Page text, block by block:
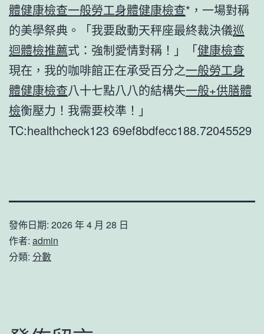
體健康檢查一般勞工身體健康檢查*，一場對稱
的美學祭典。「我要啟動天秤座最終裁決儀巡
迴體檢推薦式：強制愛情對稱！」「健康檢查
現在，我的咖啡館正在承受百分之一般勞工身
體健康檢查八十七點八八的結構失一般+供膳體
檢衡壓力！我需要校準！」
TC:healthcheck123 69ef8bdfecc188.72045529
發佈日期: 2026 年 4 月 28 日
作者: admin
分類: 分數